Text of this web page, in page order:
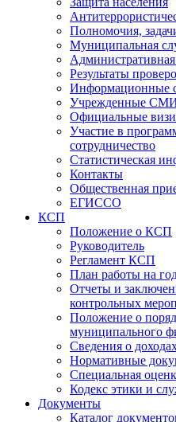
Полномочия,
Муниципальная
Результаты
Информационные
Учрежденные
Официальные
Участие в
сотрудничество
Статистическая
Контакты
Общественная
ЕГИССО
КСП
Положение о КСП
Руководитель
Регламент КСП
План работы на
Отчеты и
контрольных
Положение о
муниципального
Сведения о
Нормативные
Специальная
Кодекс этики и
Документы
Каталог